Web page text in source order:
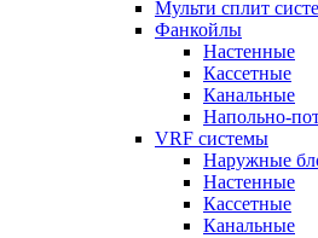
Мульти сплит
Фанкойлы
Настенные
Кассетные
Канальные
Напольно-
VRF системы
Наружные
Настенные
Кассетные
Канальные